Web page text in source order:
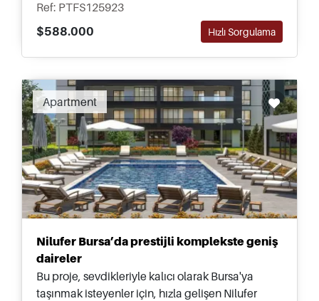
Ref: PTFS125923
$588.000
Hızlı Sorgulama
Recommended
Apartment
Nilufer Bursa’da prestijli komplekste geniş
daireler
Bu proje, sevdikleriyle kalıcı olarak Bursa'ya
taşınmak isteyenler için, hızla gelişen Nilufer